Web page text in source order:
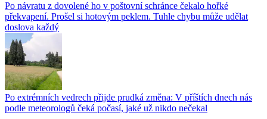
Po návratu z dovolené ho v poštovní schránce čekalo hořké
překvapení. Prošel si hotovým peklem. Tuhle chybu může udělat
doslova každý
Po extrémních vedrech přijde prudká změna: V příštích dnech nás
podle meteorologů čeká počasí, jaké už nikdo nečekal